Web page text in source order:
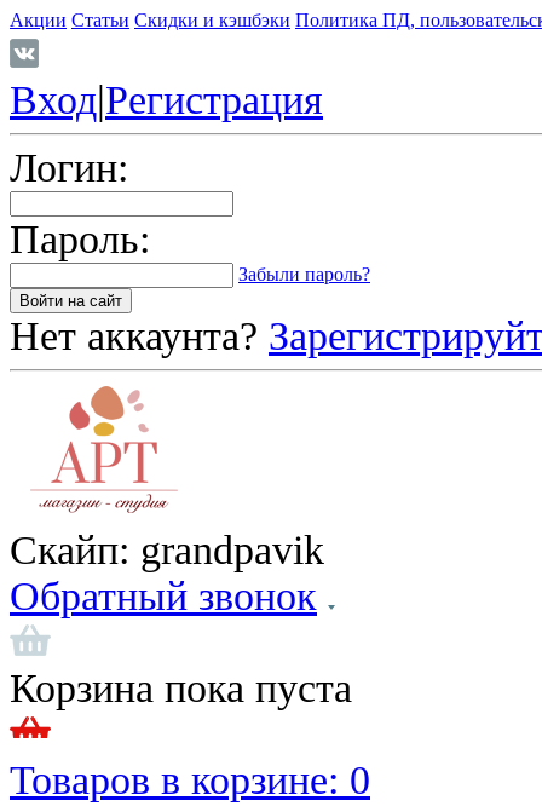
Акции Статьи Скидки и кэшбэки Политика ПД,
Вход|Регистрация
Логин:
Пароль:
Забыли пароль?
Нет аккаунта?
Скайп: grandpavik
Обратный звонок
Корзина пока пуста
Товаров в корзине: 0